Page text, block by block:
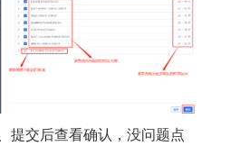
提交后查看确认，没问题点